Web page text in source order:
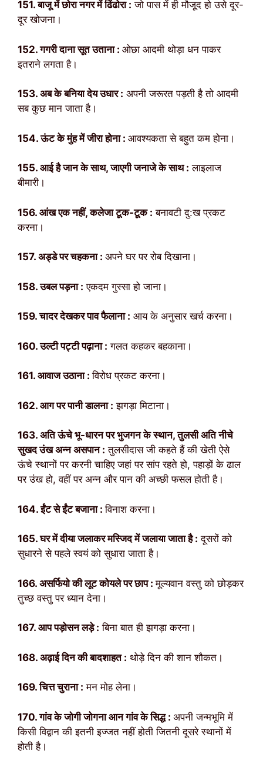
151. बाजू में छोरा नगर में ढिंढोरा : जो पास में ही मौजूद हो उसे दूर-
दूर खोजना।
152. गगरी दाना सूत उताना : ओछा आदमी थोड़ा धन पाकर
इतराने लगता है।
153. अब के बनिया देय उधार : अपनी जरूरत पड़ती है तो आदमी
सब कुछ मान जाता है।
154. ऊंट के मुंह में जीरा होना : आवश्यकता से बहुत कम होना।
155. आई है जान के साथ, जाएगी जनाजे के साथ : लाइलाज
बीमारी।
156. आंख एक नहीं, कलेजा टूक-टूक : बनावटी दु:ख प्रकट
करना।
157. अड्डे पर चहकना : अपने घर पर रोब दिखाना।
158. उबल पड़ना : एकदम गुस्सा हो जाना।
159. चादर देखकर पाव फैलाना : आय के अनुसार खर्च करना।
160. उल्टी पट्टी पढ़ाना : गलत कहकर बहकाना।
161. आवाज उठाना :विरोध प्रकट करना।
162. आग पर पानी डालना : झगड़ा मिटाना।
163. अति ऊंचे भू-धारन पर भुजगन के स्थान, तुलसी अति नीचे
सुखद उंख अन्न असपान : तुलसीदास जी कहते हैं की खेती ऐसे
ऊंचे स्थानों पर करनी चाहिए जहां पर सांप रहते हो, पहाड़ों के ढाल
पर उंख हो, वहीं पर अन्न और पान की अच्छी फसल होती है।
164. ईंट से ईंट बजाना :विनाश करना।
165. घर में दीया जलाकर मस्जिद में जलाया जाता है : दूसरों को
सुधारने से पहले स्वयं को सुधारा जाता है।
166. असर्फियो की लूट कोयले पर छाप :मूल्यवान वस्तु को छोड़कर
तुच्छ वस्तु पर ध्यान देना।
167. आप पड़ोसन लड़े : बिना बात ही झगड़ा करना।
168. अढ़ाई दिन की बादशाहत : थोड़े दिन की शान शौकत।
169. चित्त चुराना : मन मोह लेना।
170. गांव के जोगी जोगना आन गांव के सिद्ध : अपनी जन्मभूमि में
किसी विद्वान की इतनी इज्जत नहीं होती जितनी दूसरे स्थानों में
होती है।